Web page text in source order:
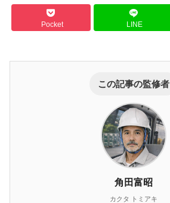
Pocket LINE
この記事の監修者
角田富昭
カクタ トミアキ